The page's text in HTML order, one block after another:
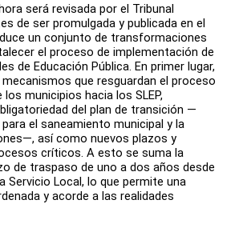
será revisada por el Tribunal
de ser promulgada y publicada en el
un conjunto de transformaciones
el proceso de implementación de
de Educación Pública. En primer lugar,
que resguardan el proceso
municipios hacia los SLEP,
del plan de transición —
el saneamiento municipal y la
así como nuevos plazos y
críticos. A esto se suma la
de traspaso de uno a dos años desde
Servicio Local, lo que permite una
y acorde a las realidades